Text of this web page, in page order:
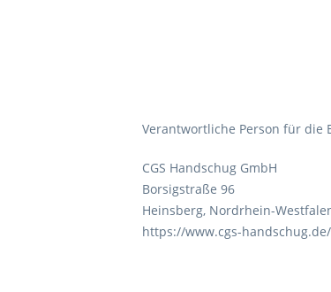
Verantwortliche Person für die
CGS Handschug GmbH
Borsigstraße 96
Heinsberg, Nordrhein-
https://www.cgs-handschug.de/